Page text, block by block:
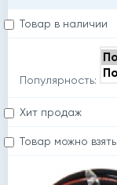
Товар в наличии
Популярность:
Хит продаж
Товар можно